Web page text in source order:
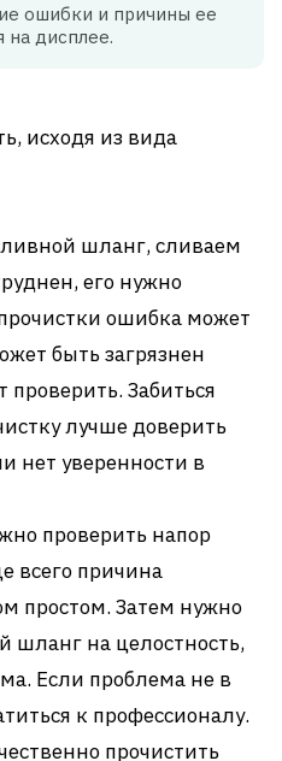
ошибки и причины ее
на дисплее.
исходя из вида
шланг, сливаем
его нужно
ошибка может
быть загрязнен
проверить. Забиться
лучше доверить
нет уверенности в
проверить напор
всего причина
простом. Затем нужно
шланг на целостность,
Если проблема не в
к профессионалу.
прочистить